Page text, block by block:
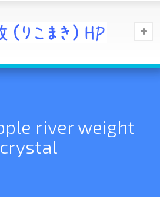
river weight
crystal